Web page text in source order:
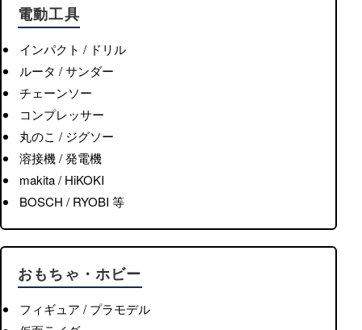
電動工具
インパクト / ドリル
ルータ / サンダー
チェーンソー
コンプレッサー
丸のこ / ジグソー
溶接機 / 発電機
makita / HiKOKI
BOSCH / RYOBI 等
おもちゃ・ホビー
フィギュア / プラモデル